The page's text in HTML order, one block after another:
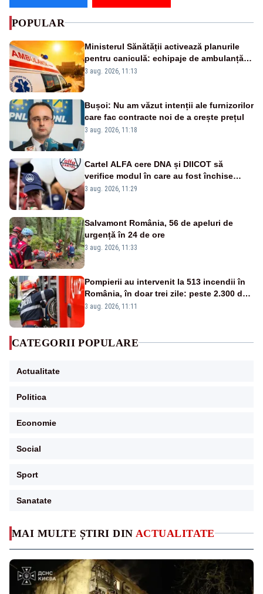
MAI MULTE ȘTIRI DIN ACTUALITATE
POPULAR
Ministerul Sănătății activează planurile
pentru caniculă: echipaje de ambulanță
suplimentate, stocuri de medicamente
3 aug. 2026, 11:13
Bușoi: Nu am văzut intenții ale furnizorilor
care fac contracte noi de a crește prețul
3 aug. 2026, 11:18
Cartel ALFA cere DNA și DIICOT să
verifice modul în care au fost închise
centralele pe cărbune
3 aug. 2026, 11:29
Salvamont România, 56 de apeluri de
urgență în 24 de ore
3 aug. 2026, 11:33
Pompierii au intervenit la 513 incendii în
România, în doar trei zile: peste 2.300 de
hectare de teren au fost afectate
3 aug. 2026, 11:11
CATEGORII POPULARE
Actualitate
Politica
Economie
Social
Sport
Sanatate